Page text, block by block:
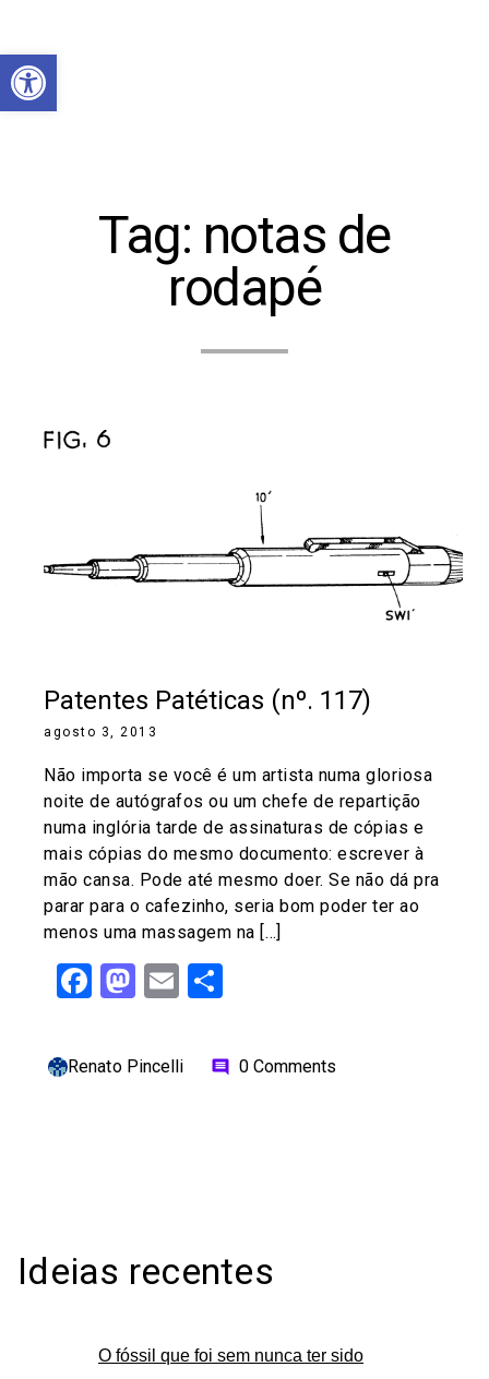
Abrir a barra de ferramentas
Tag: notas de
rodapé
Patentes Patéticas (nº. 117)
agosto 3, 2013
Não importa se você é um artista numa gloriosa
noite de autógrafos ou um chefe de repartição
numa inglória tarde de assinaturas de cópias e
mais cópias do mesmo documento: escrever à
mão cansa. Pode até mesmo doer. Se não dá pra
parar para o cafezinho, seria bom poder ter ao
menos uma massagem na […]
Facebook
Mastodon
Email
Renato Pincelli comment 0 Comments
Ideias recentes
O fóssil que foi sem nunca ter sido